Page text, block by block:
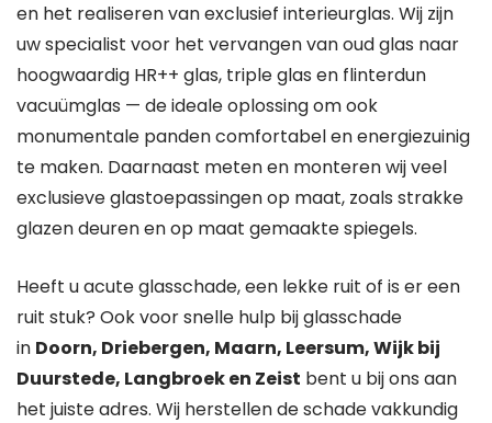
en het realiseren van exclusief interieurglas. Wij zijn
uw specialist voor het vervangen van oud glas naar
hoogwaardig HR++ glas, triple glas en flinterdun
vacuümglas — de ideale oplossing om ook
monumentale panden comfortabel en energiezuinig
te maken. Daarnaast meten en monteren wij veel
exclusieve glastoepassingen op maat, zoals strakke
glazen deuren en op maat gemaakte spiegels.
Heeft u acute glasschade, een lekke ruit of is er een
ruit stuk? Ook voor snelle hulp bij glasschade
in Doorn, Driebergen, Maarn, Leersum, Wijk bij
Duurstede, Langbroek en Zeist bent u bij ons aan
het juiste adres. Wij herstellen de schade vakkundig